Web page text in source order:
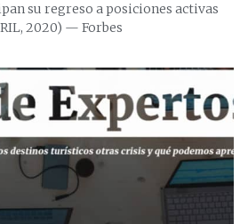
su regreso a posiciones activas
2020) — Forbes